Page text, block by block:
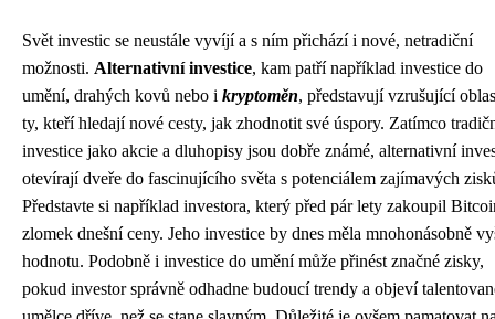
Svět investic se neustále vyvíjí a s ním přichází i nové, netradiční
možnosti. Alternativní investice, kam patří například investice do
umění, drahých kovů nebo i kryptoměn, představují vzrušující
ty, kteří hledají nové cesty, jak zhodnotit své úspory. Zatímco
investice jako akcie a dluhopisy jsou dobře známé, alternativní
otevírají dveře do fascinujícího světa s potenciálem zajímavých
Představte si například investora, který před pár lety zakoupil
zlomek dnešní ceny. Jeho investice by dnes měla mnohonásobně
hodnotu. Podobně i investice do umění může přinést značné zisky,
pokud investor správně odhadne budoucí trendy a objeví